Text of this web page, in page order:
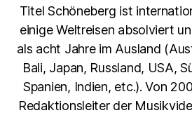
Titel Schöneberg ist
einige Weltreisen absolviert
als acht Jahre im Ausland
Bali, Japan, Russland, USA,
Spanien, Indien, etc.). Von
Redaktionsleiter der